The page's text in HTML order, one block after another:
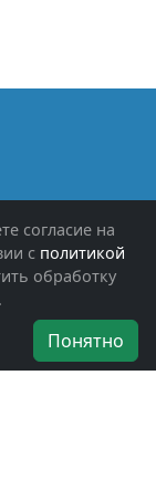
согласие на
с политикой
обработку
Понятно